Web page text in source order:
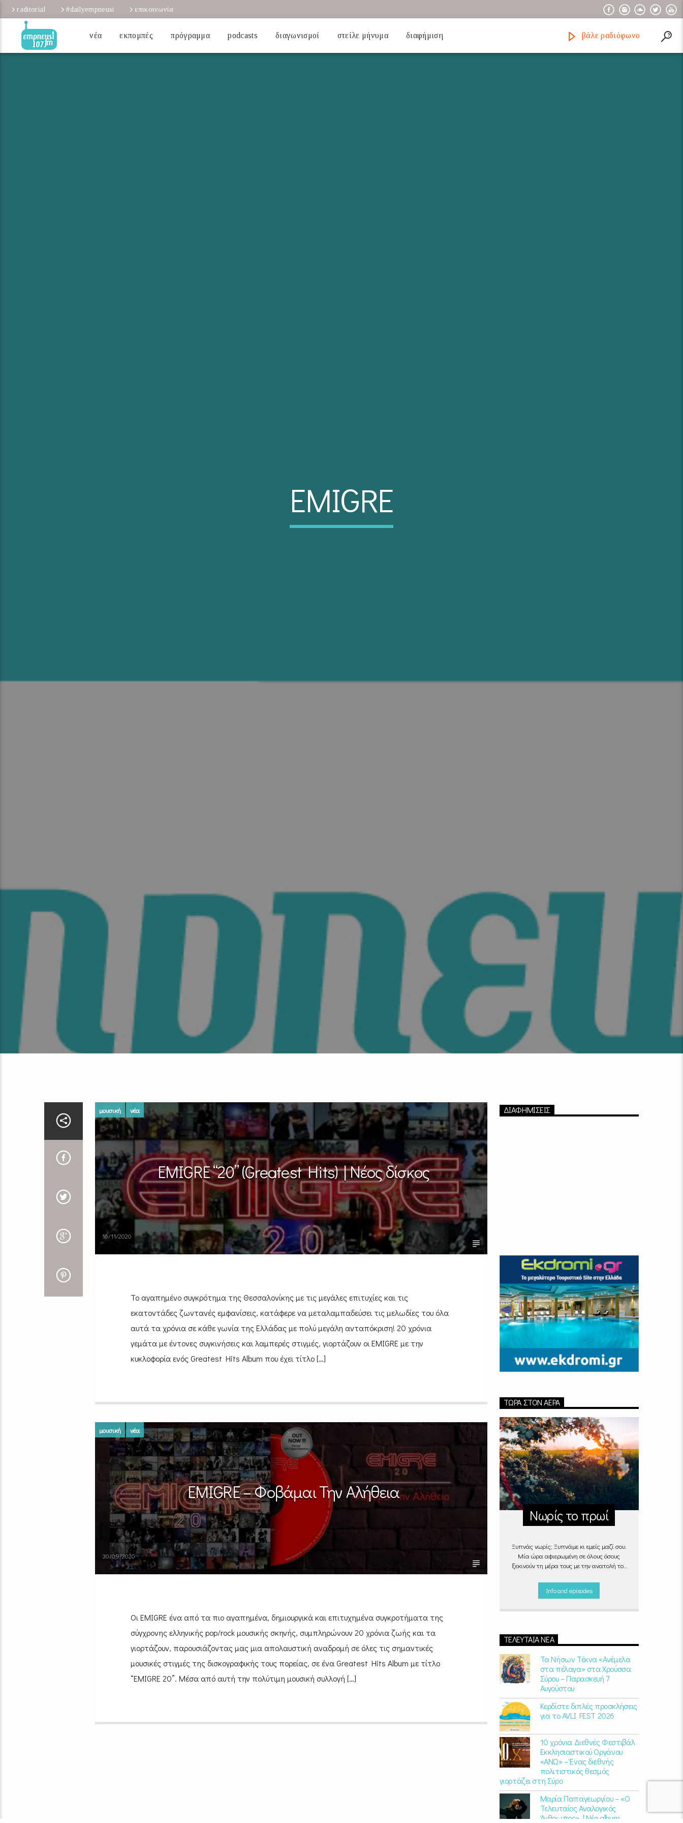
raditorial #dailyempneusi επικοινωνία
νέα εκπομπές πρόγραμμα podcasts διαγωνισμοί στείλε μήνυμα διαφήμιση βάλε ραδιόφωνο
EMIGRE
μουσική νέα
EMIGRE “20” (Greatest Hits) | Νέος δίσκος
16/11/2020
Το αγαπημένο συγκρότημα της Θεσσαλονίκης με τις μεγάλες επιτυχίες και τις
εκατοντάδες ζωντανές εμφανίσεις, κατάφερε να μεταλαμπαδεύσει τις μελωδίες του όλα
αυτά τα χρόνια σε κάθε γωνία της Ελλάδας με πολύ μεγάλη ανταπόκριση! 20 χρόνια
γεμάτα με έντονες συγκινήσεις και λαμπερές στιγμές, γιορτάζουν οι EMIGRE με την
κυκλοφορία ενός Greatest Hits Album που έχει τίτλο […]
μουσική νέα
EMIGRE – Φοβάμαι Την Αλήθεια
30/09/2020
Οι ΕΜΙGRΕ ένα από τα πιο αγαπημένα, δημιουργικά και επιτυχημένα συγκροτήματα της
σύγχρονης ελληνικής pop/rock μουσικής σκηνής, συμπληρώνουν 20 χρόνια ζωής και τα
γιορτάζουν, παρουσιάζοντας μας μια απολαυστική αναδρομή σε όλες τις σημαντικές
μουσικές στιγμές της δισκογραφικής τους πορείας, σε ένα Greatest Hits Album με τίτλο
“ΕΜΙGRΕ 20”. Μέσα από αυτή την πολύτιμη μουσική συλλογή […]
ΔΙΑΦΗΜΙΣΕΙΣ
ΤΏΡΑ ΣΤΟΝ ΑΈΡΑ
Νωρίς το πρωί
Ξυπνάς νωρίς; Ξυπνάμε κι εμείς μαζί σου.
Μία ώρα αφιερωμένη σε όλους όσους
ξεκινούν τη μέρα τους με την ανατολή του
την πρωινή ρουτίνα πιο ευχάριστη!
"Νωρίς το πρωί" καθημερινά
107 FM
Info and episodes
ΤΕΛΕΥΤΑΊΑ ΝΈΑ
Τα Νήσων Τέκνα «Ανέμελα
στα πέλαγα» στα Χρούσσα
Σύρου – Παρασκευή 7
Αυγούστου
Κερδίστε διπλές προσκλήσεις
για το AVLI FEST 2026
10 χρόνια Διεθνές Φεστιβάλ
Εκκλησιαστικού Οργάνου
«ΑΝΩ» – Ένας διεθνής
πολιτιστικός θεσμός
γιορτάζει στη Σύρο​
Μαρία Παπαγεωργίου – «Ο
Τελευταίος Αναλογικός
Άνθρωπος» | Νέο album